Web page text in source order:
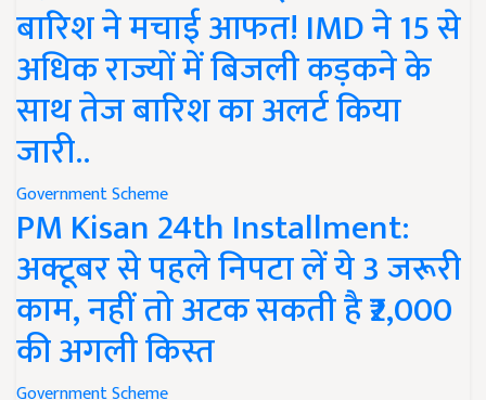
बारिश ने मचाई आफत! IMD ने 15 से
अधिक राज्यों में बिजली कड़कने के
साथ तेज बारिश का अलर्ट किया
जारी..
Government Scheme
PM Kisan 24th Installment:
अक्टूबर से पहले निपटा लें ये 3 जरूरी
काम, नहीं तो अटक सकती है ₹2,000
की अगली किस्त
Government Scheme